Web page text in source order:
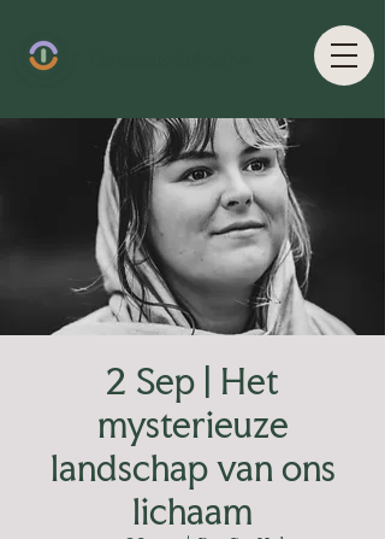
2 Sep | Het
mysterieuze
landschap van ons
lichaam